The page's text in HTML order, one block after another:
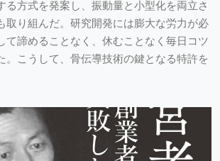
る方式を発案し、振動量と小型化を両立さ
取り組んだ。研究開発には膨大な労力が必
て諦めることなく、休むことなく毎日コツ
。こうして、骨伝導技術の鍵となる特許を